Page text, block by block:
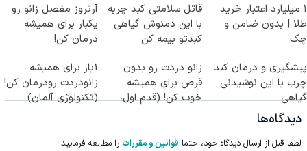
۱ میلیارد اعتبار خرید
طلا | بدون ضامن و
چک
قاتل سلامتی کبد چربه
با این دمنوش گیاهی
کبدتو بیمه کن
آرتروز مفصل زانو رو
یکبار برای همیشه
درمان کن!
پیشگیری و درمان کبد
چرب با این نوشیدنی
گیاهی
زانو دردت رو بدون
قرص برای همیشه
خوب کن! (قدم اول،
1بار برای همیشه
زانودردت رودرمان کن!
(تکنولوژی آلمان)
دیدگاه‌ها
لطفا قبل از ارسال دیدگاه خود، حتما قوانین و مقررات را مطالعه فرمایید.